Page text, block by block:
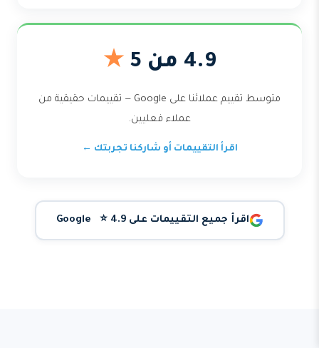
4.9 من 5 ★
متوسط تقييم عملائنا على Google — تقييمات حقيقية من
عملاء فعليين.
اقرأ التقييمات أو شاركنا تجربتك ←
اقرأ جميع التقييمات على Google ⭐ 4.9